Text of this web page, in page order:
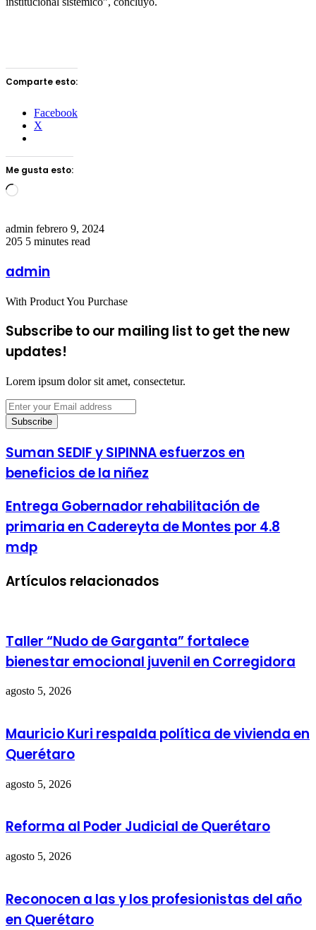
Comparte esto:
Facebook
X
Me gusta esto:
Loading…
admin Send
an
febrero 9, 2024
205 5 minutes read
admin
With Product You Purchase
Subscribe to our mailing list to get the new
updates!
Lorem ipsum dolor sit amet, consectetur.
Enter
your
Email
Suman SEDIF y SIPINNA esfuerzos en
beneficios de la niñez
Entrega Gobernador rehabilitación de
primaria en Cadereyta de Montes por 4.8
mdp
Artículos relacionados
Taller “Nudo de Garganta” fortalece
bienestar emocional juvenil en Corregidora
agosto 5, 2026
Mauricio Kuri respalda política de vivienda en
Querétaro
agosto 5, 2026
Reforma al Poder Judicial de Querétaro
agosto 5, 2026
Reconocen a las y los profesionistas del año
en Querétaro